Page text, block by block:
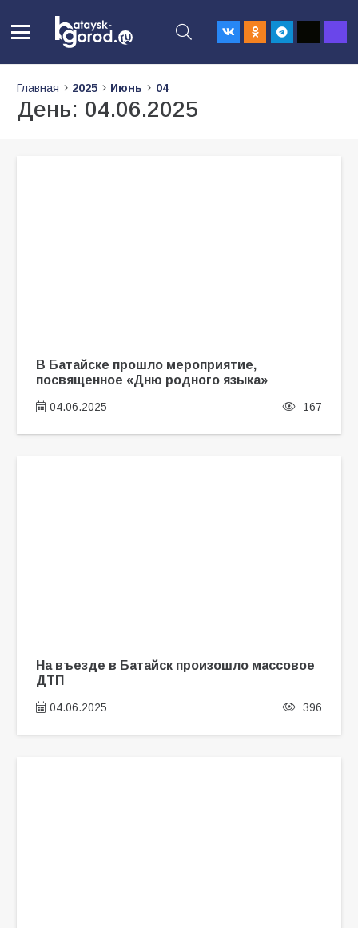
Главная 2025 Июнь 04
День: 04.06.2025
В Батайске прошло мероприятие,
посвященное «Дню родного языка»
04.06.2025 167
На въезде в Батайск произошло массовое
ДТП
04.06.2025 396